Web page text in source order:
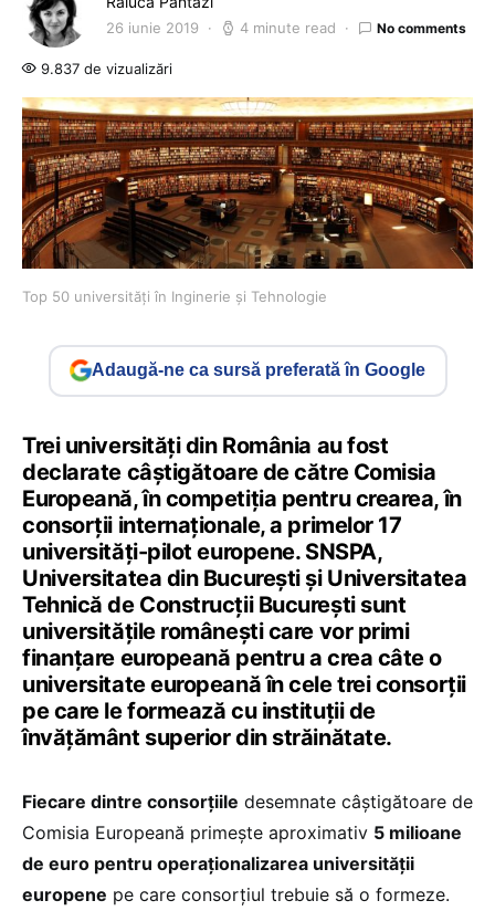
26 iunie 2019 4 minute read No comments
9.837 de vizualizări
Top 50 universități în Inginerie și Tehnologie
Adaugă-ne ca sursă preferată în Google
Trei universități din România au fost
declarate câștigătoare de către Comisia
Europeană, în competiția pentru crearea, în
consorții internaționale, a primelor 17
universități-pilot europene. SNSPA,
Universitatea din București și Universitatea
Tehnică de Construcții București sunt
universitățile românești care vor primi
finanțare europeană pentru a crea câte o
universitate europeană în cele trei consorții
pe care le formează cu instituții de
învățământ superior din străinătate.
Fiecare dintre consorțiile desemnate câștigătoare de
Comisia Europeană primește aproximativ 5 milioane
de euro pentru operaționalizarea universității
europene pe care consorțiul trebuie să o formeze.